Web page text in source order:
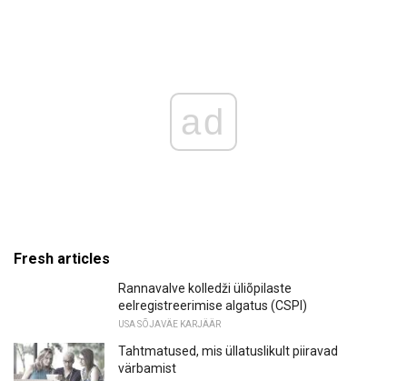
ad
Fresh articles
Rannavalve kolledži üliõpilaste
eelregistreerimise algatus (CSPI)
USA SÕJAVÄE KARJÄÄR
Tahtmatused, mis üllatuslikult piiravad
värbamist